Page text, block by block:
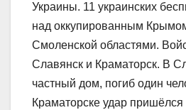
Украины. 11 украинских
над оккупированным
Смоленской областями.
Славянск и Краматорск. В
частный дом, погиб один
Краматорске удар